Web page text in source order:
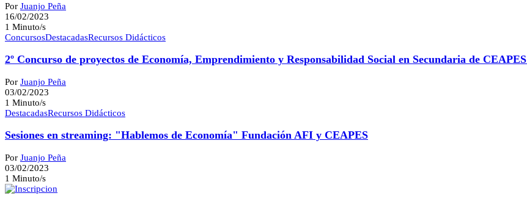
Por Juanjo Peña
16/02/2023
1 Minuto/s
ConcursosDestacadasRecursos Didácticos
2º Concurso de proyectos de Economía, Emprendimiento y Responsabilidad Social en Secundaria de CEAPES
Por Juanjo Peña
03/02/2023
1 Minuto/s
DestacadasRecursos Didácticos
Sesiones en streaming: "Hablemos de Economía" Fundación AFI y CEAPES
Por Juanjo Peña
03/02/2023
1 Minuto/s